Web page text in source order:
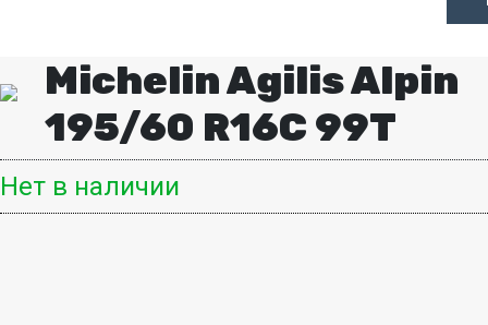
Michelin Agilis Alpin
195/60 R16C 99T
Нет в наличии